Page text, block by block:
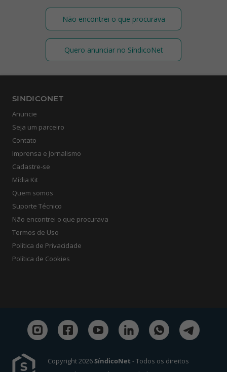
Não encontrei o que procurava
Quero anunciar no SíndicoNet
SINDICONET
Anuncie
Seja um parceiro
Contato
Imprensa e Jornalismo
Cadastre-se
Mídia Kit
Quem somos
Suporte Técnico
Não encontrei o que procurava
Termos de Uso
Política de Privacidade
Política de Cookies
Copyright 2026SíndicoNet - Todos os direitos